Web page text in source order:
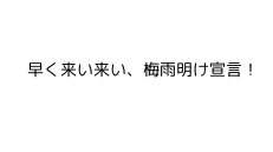
早く来い来い、梅雨明け宣言！